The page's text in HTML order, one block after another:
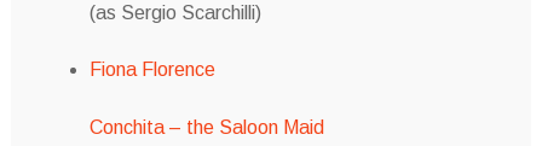
(as Sergio Scarchilli)
Fiona Florence
Conchita – the Saloon Maid